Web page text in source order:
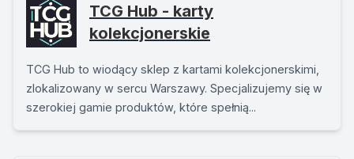
TCG Hub - karty
kolekcjonerskie
TCG Hub to wiodący sklep z kartami kolekcjonerskimi,
zlokalizowany w sercu Warszawy. Specjalizujemy się w
szerokiej gamie produktów, które spełnią...